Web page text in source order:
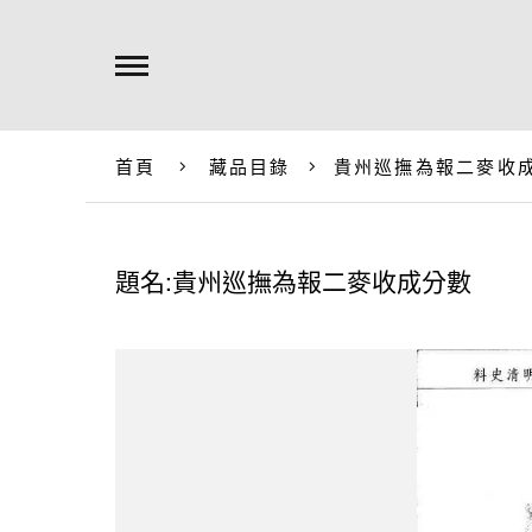
首頁 藏品目錄 貴州巡撫為報二麥收
題名:貴州巡撫為報二麥收成分數